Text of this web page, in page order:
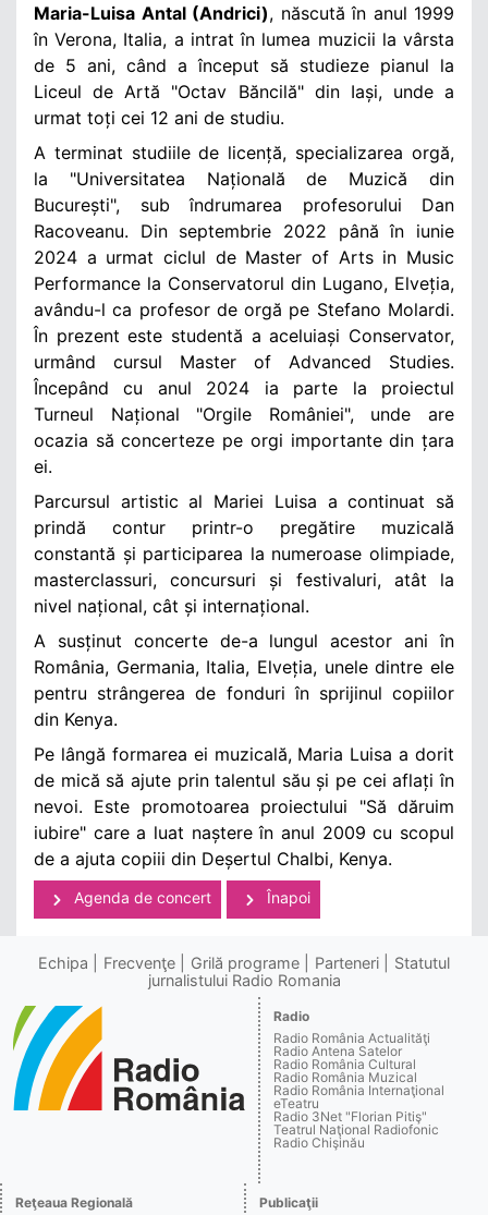
Maria-Luisa Antal (Andrici), născută în anul 1999
în Verona, Italia, a intrat în lumea muzicii la vârsta
de 5 ani, când a început să studieze pianul la
Liceul de Artă "Octav Băncilă" din Iași, unde a
urmat toți cei 12 ani de studiu.
A terminat studiile de licență, specializarea orgă,
la "Universitatea Națională de Muzică din
București", sub îndrumarea profesorului Dan
Racoveanu. Din septembrie 2022 până în iunie
2024 a urmat ciclul de Master of Arts in Music
Performance la Conservatorul din Lugano, Elveția,
avându-l ca profesor de orgă pe Stefano Molardi.
În prezent este studentă a aceluiași Conservator,
urmând cursul Master of Advanced Studies.
Începând cu anul 2024 ia parte la proiectul
Turneul Național "Orgile României", unde are
ocazia să concerteze pe orgi importante din țara
ei.
Parcursul artistic al Mariei Luisa a continuat să
prindă contur printr-o pregătire muzicală
constantă și participarea la numeroase olimpiade,
masterclassuri, concursuri și festivaluri, atât la
nivel național, cât și internațional.
A susținut concerte de-a lungul acestor ani în
România, Germania, Italia, Elveția, unele dintre ele
pentru strângerea de fonduri în sprijinul copiilor
din Kenya.
Pe lângă formarea ei muzicală, Maria Luisa a dorit
de mică să ajute prin talentul său și pe cei aflați în
nevoi. Este promotoarea proiectului "Să dăruim
iubire" care a luat naștere în anul 2009 cu scopul
de a ajuta copiii din Deșertul Chalbi, Kenya.
Agenda de concert Înapoi
Echipa Frecvenţe Grilă programe Parteneri
Statutul
jurnalistului Radio Romania
Radio
Radio România Actualităţi
Radio Antena Satelor
Radio România Cultural
Radio România Muzical
Radio România Internaţional
eTeatru
Radio 3Net "Florian Pitiş"
Teatrul Naţional Radiofonic
Radio Chişinău
Reţeaua Regională Publicaţii